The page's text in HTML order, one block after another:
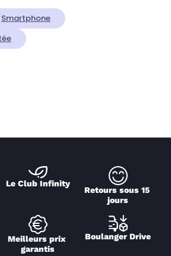
Smartphone
Le Club Infinity
Retours sous 15
jours
Meilleurs prix
garantis
Boulanger Drive